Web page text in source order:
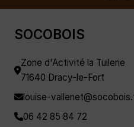
SOCOBOIS
Zone d'Activité la Tuilerie
71640 Dracy-le-Fort
louise-
06 42 85 84 72